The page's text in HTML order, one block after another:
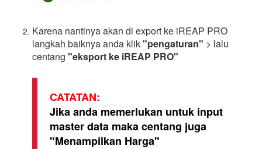
Karena nantinya akan di export ke iREAP PRO
langkah baiknya anda klik"pengaturan" > lalu
centang "eksport ke iREAP PRO"
CATATAN:
Jika anda memerlukan untuk input
master data maka centang juga
"Menampilkan Harga"